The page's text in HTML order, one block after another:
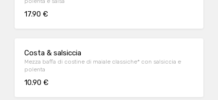
17.90 €
Costa & salsiccia
Mezza baffa di costine di maiale classiche* con salsiccia e
polenta
10.90 €